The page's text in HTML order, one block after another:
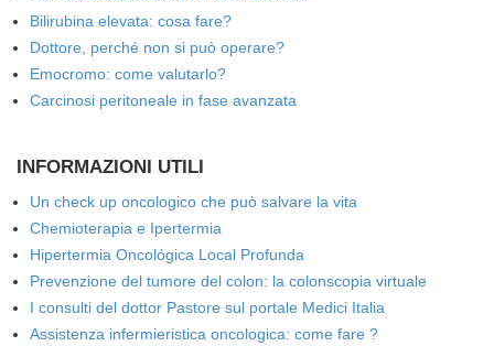
Bilirubina elevata: cosa fare?
Dottore, perché non si può operare?
Emocromo: come valutarlo?
Carcinosi peritoneale in fase avanzata
INFORMAZIONI UTILI
Un check up oncologico che può salvare la vita
Chemioterapia e Ipertermia
Hipertermia Oncológica Local Profunda
Prevenzione del tumore del colon: la colonscopia virtuale
I consulti del dottor Pastore sul portale Medici Italia
Assistenza infermieristica oncologica: come fare ?